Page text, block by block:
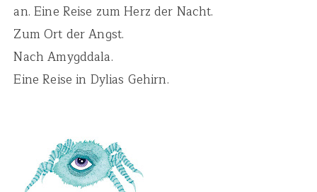
an. Eine Reise zum Herz der Nacht.
Zum Ort der Angst.
Nach Amygddala.
Eine Reise in Dylias Gehirn.